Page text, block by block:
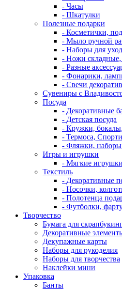
- Часы
- Шкатулки
Полезные подарки
- Косметички,
- Мыло ручной
- Наборы для
- Ножи складные,
- Разные
- Фонарики,
- Свечи
Сувениры с
Посуда
- Декоративные
- Детская посуда
- Кружки,
- Термоса,
- Фляжки,
Игры и игрушки
- Мягкие игрушки
Текстиль
- Декоративные
- Носочки,
- Полотенца
- Футболки,
Творчество
Бумага для
Декоративные
Декупажные карты
Наборы для рукоделия
Наборы для творчества
Наклейки мини
Упаковка
Банты